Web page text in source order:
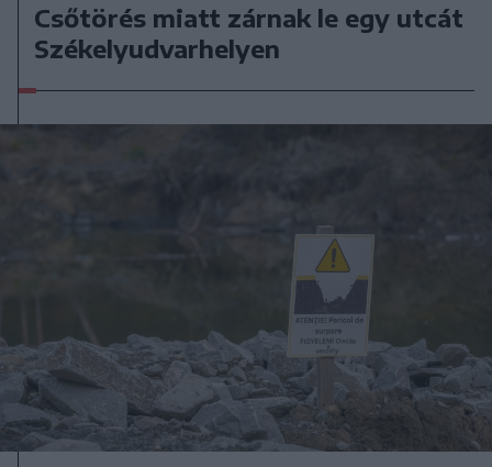
Csőtörés miatt zárnak le egy utcát
Székelyudvarhelyen